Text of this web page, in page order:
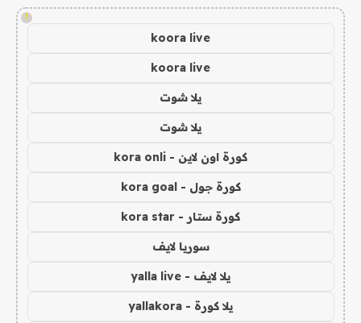
!
koora live
koora live
يلا شوت
يلا شوت
كورة اون لاين - kora onli
كورة جول - kora goal
كورة ستار - kora star
سوريا لايف
يلا لايف - yalla live
يلا كورة - yallakora